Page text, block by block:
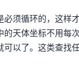
必须循环的，这样
的天体坐标不用每
可以了。这类查找